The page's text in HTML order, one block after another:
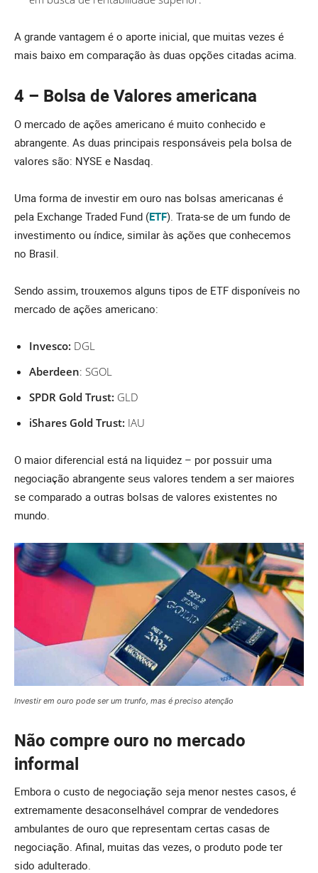
A grande vantagem é o aporte inicial, que muitas vezes é
mais baixo em comparação às duas opções citadas acima.
4 – Bolsa de Valores americana
O mercado de ações americano é muito conhecido e
abrangente. As duas principais responsáveis pela bolsa de
valores são: NYSE e Nasdaq.
Uma forma de investir em ouro nas bolsas americanas é
pela Exchange Traded Fund (ETF). Trata-se de um fundo de
investimento ou índice, similar às ações que conhecemos
no Brasil.
Sendo assim, trouxemos alguns tipos de ETF disponíveis no
mercado de ações americano:
Invesco: DGL
Aberdeen: SGOL
SPDR Gold Trust: GLD
iShares Gold Trust: IAU
O maior diferencial está na liquidez – por possuir uma
negociação abrangente seus valores tendem a ser maiores
se comparado a outras bolsas de valores existentes no
mundo.
Investir em ouro pode ser um trunfo, mas é preciso atenção
Não compre ouro no mercado
informal
Embora o custo de negociação seja menor nestes casos, é
extremamente desaconselhável comprar de vendedores
ambulantes de ouro que representam certas casas de
negociação. Afinal, muitas das vezes, o produto pode ter
sido adulterado.